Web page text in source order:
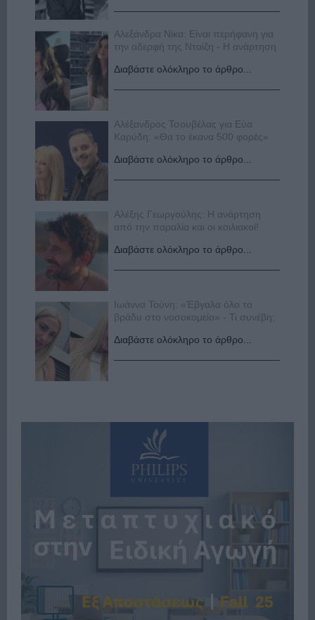
Αλεξάνδρα Νίκα: Είναι περήφανη για
την αδερφή της Νταίζη - Η ανάρτηση
Διαβάστε ολόκληρο το άρθρο...
Αλέξανδρος Τσουβέλας για Εύα
Καρύδη: «Θα το έκανα 500 φορές»
Διαβάστε ολόκληρο το άρθρο...
Αλέξης Γεωργούλης: Η ανάρτηση
από την παραλία και οι κοιλιακοί!
Διαβάστε ολόκληρο το άρθρο...
Ιωάννα Τούνη: «Έβγαλα όλο το
βράδυ στο νοσοκομείο» - Τι συνέβη;
Διαβάστε ολόκληρο το άρθρο...